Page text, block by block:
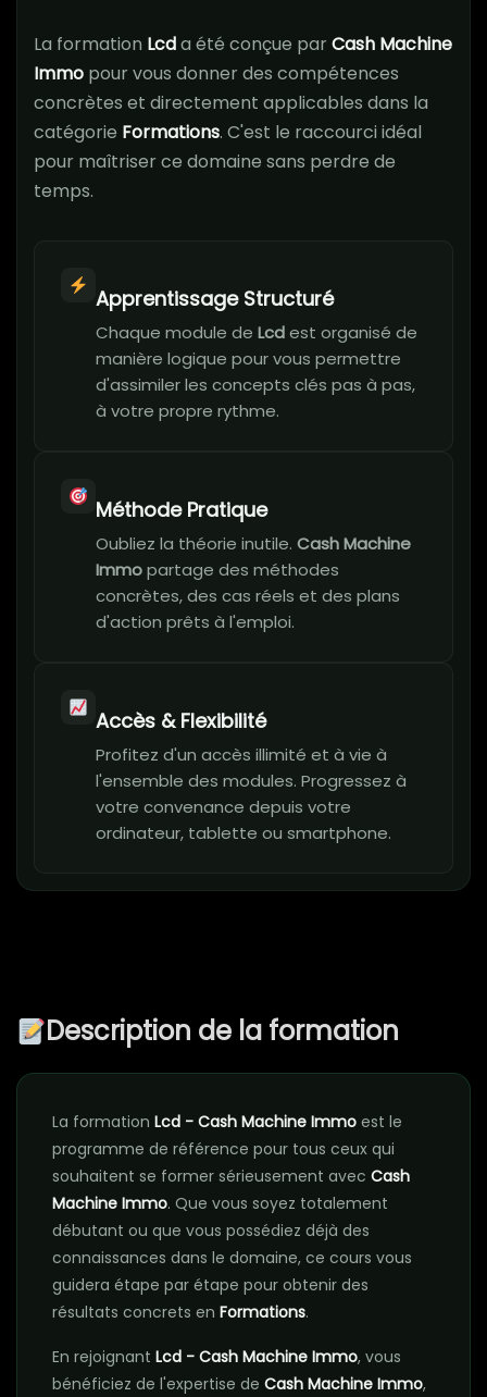
La formation Lcda été conçue parCash Machine
Immo pour vous donner des compétences
concrètes et directement applicables dans la
catégorie Formations. C'est le raccourci idéal
pour maîtriser ce domaine sans perdre de
temps.
Apprentissage Structuré
Chaque module de Lcdest organisé de
manière logique pour vous permettre
d'assimiler les concepts clés pas à pas,
à votre propre rythme.
Méthode Pratique
Oubliez la théorie inutile. Cash Machine
Immopartage des méthodes
concrètes, des cas réels et des plans
d'action prêts à l'emploi.
Accès & Flexibilité
Profitez d'un accès illimité et à vie à
l'ensemble des modules. Progressez à
votre convenance depuis votre
ordinateur, tablette ou smartphone.
Description de la formation
La formation Lcd - Cash Machine Immo est le
programme de référence pour tous ceux qui
souhaitent se former sérieusement avec Cash
Machine Immo. Que vous soyez totalement
débutant ou que vous possédiez déjà des
connaissances dans le domaine, ce cours vous
guidera étape par étape pour obtenir des
résultats concrets en Formations.
En rejoignant Lcd - Cash Machine Immo, vous
bénéficiez de l'expertise de Cash Machine Immo,